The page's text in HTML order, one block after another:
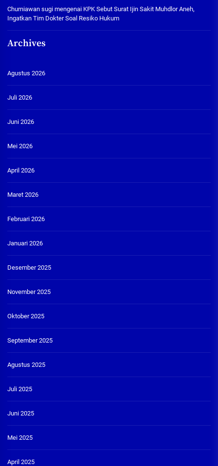
Churniawan sugi mengenai KPK Sebut Surat Ijin Sakit Muhdlor Aneh,
Ingatkan Tim Dokter Soal Resiko Hukum
Archives
Agustus 2026
Juli 2026
Juni 2026
Mei 2026
April 2026
Maret 2026
Februari 2026
Januari 2026
Desember 2025
November 2025
Oktober 2025
September 2025
Agustus 2025
Juli 2025
Juni 2025
Mei 2025
April 2025